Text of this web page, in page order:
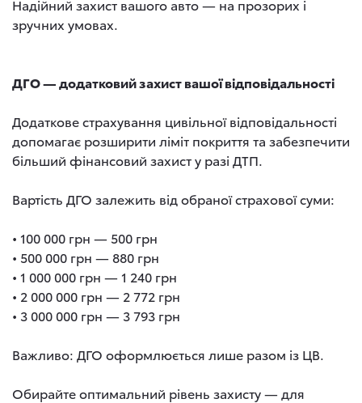
Надійний захист вашого авто — на прозорих і
зручних умовах.
ДГО — додатковий захист вашої відповідальності
Додаткове страхування цивільної відповідальності
допомагає розширити ліміт покриття та забезпечити
більший фінансовий захист у разі ДТП.
Вартість ДГО залежить від обраної страхової суми:
• 100 000 грн — 500 грн
• 500 000 грн — 880 грн
• 1 000 000 грн — 1 240 грн
• 2 000 000 грн — 2 772 грн
• 3 000 000 грн — 3 793 грн
Важливо: ДГО оформлюється лише разом із ЦВ.
Обирайте оптимальний рівень захисту — для